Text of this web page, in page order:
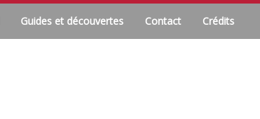
Guides et découvertes Contact Crédits